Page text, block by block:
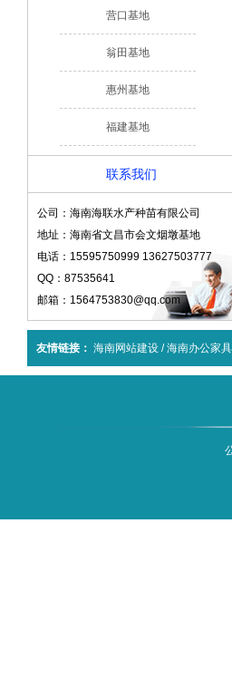
营口基地
翁田基地
惠州基地
福建基地
联系我们
公司：海南海联水产种苗有限公司
地址：海南省文昌市会文烟墩基地
电话：15595750999 13627503777
QQ：87535641
邮箱：1564753830@qq.com
友情链接： 海南网站建设/海南办公家具